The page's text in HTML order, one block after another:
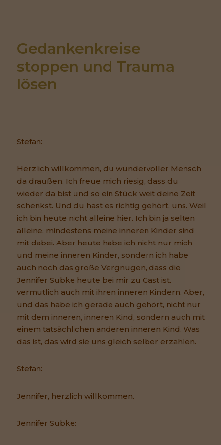
Gedankenkreise
stoppen und Trauma
lösen
Stefan:
Herzlich willkommen, du wundervoller Mensch
da draußen. Ich freue mich riesig, dass du
wieder da bist und so ein Stück weit deine Zeit
schenkst. Und du hast es richtig gehört, uns. Weil
ich bin heute nicht alleine hier. Ich bin ja selten
alleine, mindestens meine inneren Kinder sind
mit dabei. Aber heute habe ich nicht nur mich
und meine inneren Kinder, sondern ich habe
auch noch das große Vergnügen, dass die
Jennifer Subke heute bei mir zu Gast ist,
vermutlich auch mit ihren inneren Kindern. Aber,
und das habe ich gerade auch gehört, nicht nur
mit dem inneren, inneren Kind, sondern auch mit
einem tatsächlichen anderen inneren Kind. Was
das ist, das wird sie uns gleich selber erzählen.
Stefan:
Jennifer, herzlich willkommen.
Jennifer Subke: